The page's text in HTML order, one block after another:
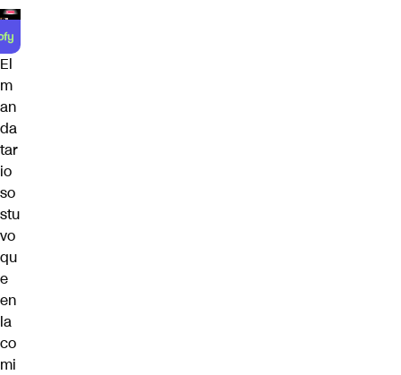
El
m
an
da
tar
io
so
stu
vo
qu
e
en
la
co
mi